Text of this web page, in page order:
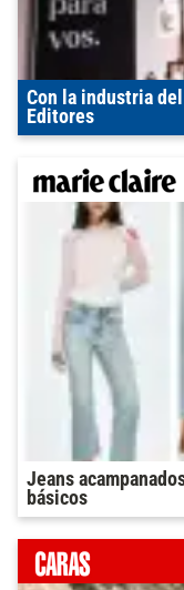
Con la industria
Editores
Jeans
básicos